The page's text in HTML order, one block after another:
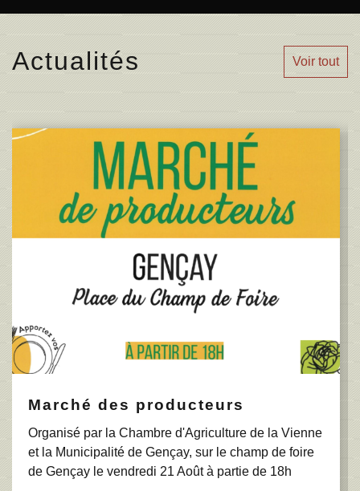
Actualités Voir tout
Marché des producteurs
Organisé par la Chambre d'Agriculture de la Vienne
et la Municipalité de Gençay, sur le champ de foire
de Gençay le vendredi 21 Août à partie de 18h